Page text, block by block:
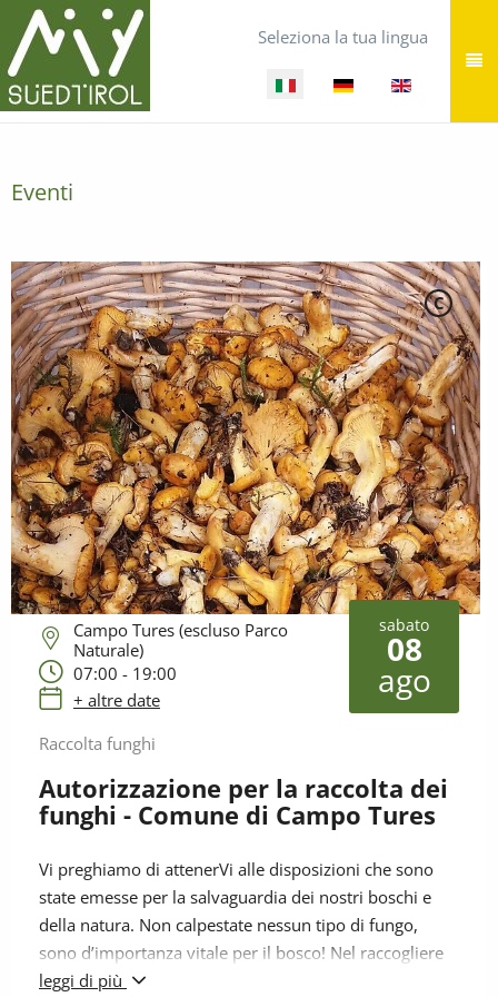
Seleziona la tua lingua
Eventi
C
sabato
08
ago
Campo Tures (escluso Parco
Naturale)
07:00 - 19:00
+ altre date
Raccolta funghi
Autorizzazione per la raccolta dei
funghi - Comune di Campo Tures
Vi preghiamo di attenerVi alle disposizioni che sono
state emesse per la salvaguardia dei nostri boschi e
della natura. Non calpestate nessun tipo di fungo,
sono d’importanza vitale per il bosco! Nel raccogliere
funghi non usate rastrelli, bastoni ecc. Pulite bene i
leggi di più